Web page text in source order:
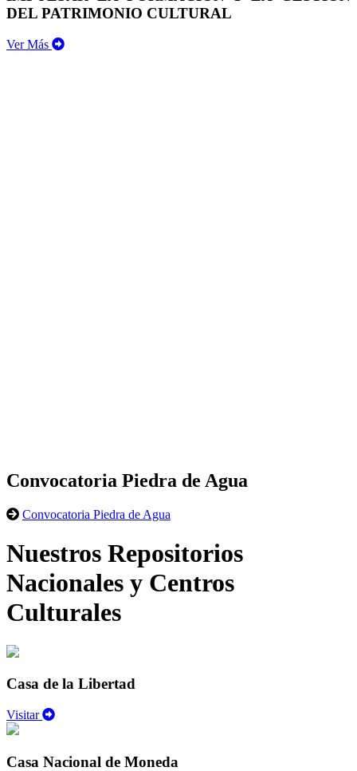
DEL PATRIMONIO CULTURAL
Ver Más
Convocatoria Piedra de Agua
Convocatoria Piedra de Agua
Nuestros Repositorios
Nacionales y Centros
Culturales
Casa de la Libertad
Visitar
Casa Nacional de Moneda